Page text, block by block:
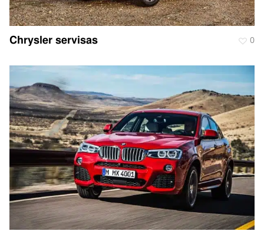
Chrysler servisas 0